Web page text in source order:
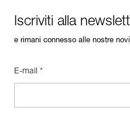
Iscriviti alla
e rimani connesso alle nostre
E-mail *